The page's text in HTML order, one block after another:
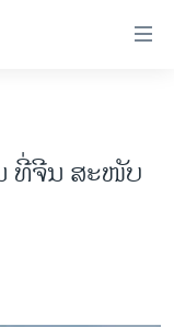
ທີ່​ຈີນ ສະ​ໜັບ​